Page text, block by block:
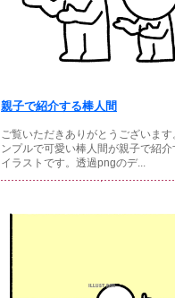
親子で紹介する棒人間
ご覧いただきありがとうございます
ンプルで可愛い棒人間が親子で紹介
イラストです。透過pngのデ...